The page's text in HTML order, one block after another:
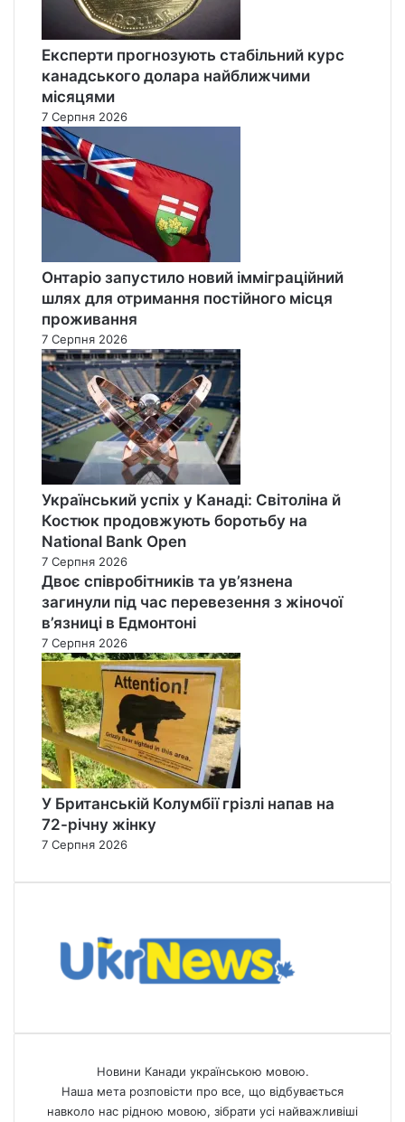
Експерти прогнозують стабільний курс
канадського долара найближчими
місяцями
7 Серпня 2026
Онтаріо запустило новий імміграційний
шлях для отримання постійного місця
проживання
7 Серпня 2026
Український успіх у Канаді: Світоліна й
Костюк продовжують боротьбу на
National Bank Open
7 Серпня 2026
Двоє співробітників та ув’язнена
загинули під час перевезення з жіночої
в’язниці в Едмонтоні
7 Серпня 2026
У Британській Колумбії грізлі напав на
72-річну жінку
7 Серпня 2026
Новини Канади українською мовою.
Наша мета розповісти про все, що відбувається
навколо нас рідною мовою, зібрати усі найважливіші